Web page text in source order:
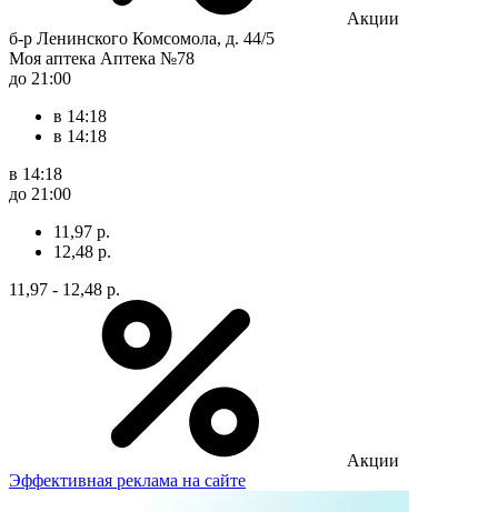
Акции
б-р Ленинского Комсомола, д. 44/5
Моя аптека Аптека №78
до 21:00
в 14:18
в 14:18
в 14:18
до 21:00
11,97 р.
12,48 р.
11,97 - 12,48 р.
Акции
Эффективная реклама на сайте